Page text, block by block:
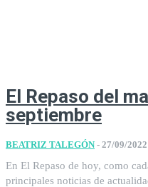
El Repaso del
septiembre
BEATRIZ TALEGÓN - 27/09/2022
En El Repaso de hoy, como
principales noticias de